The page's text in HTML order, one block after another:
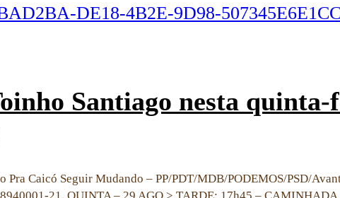
Santiago nesta
Caicó Seguir Mudando – PP/PDT/MDB/PODEMOS/PSD/